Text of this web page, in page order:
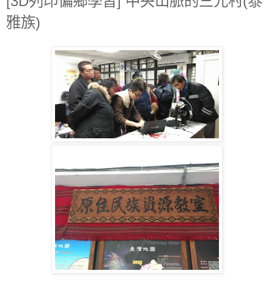
雅族)